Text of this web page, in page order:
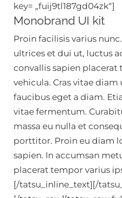
key= „fuij9tl187gd04zk“]
Monobrand UI kit
Proin facilisis varius
ultrices et dui ut, luctus
convallis sapien placerat
vehicula. Cras vitae
faucibus eget a diam.
vitae fermentum.
massa eu nulla et
porttitor. Proin eu diam
sapien. In accumsan
placerat tempor varius
[/tatsu_inline_text][/